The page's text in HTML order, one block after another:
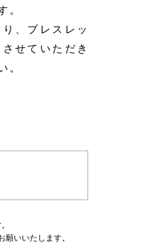
。
、ブレスレッ
せていただき
。
いいたします。